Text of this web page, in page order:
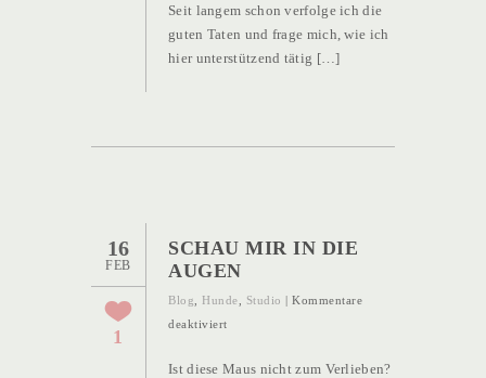
Seit langem schon verfolge ich die
guten Taten und frage mich, wie ich
hier unterstützend tätig […]
16
FEB
1
SCHAU MIR IN DIE
AUGEN
Blog Hunde Studio | Kommentare
deaktiviertfür
mir
Ist diese Maus nicht zum Verlieben?